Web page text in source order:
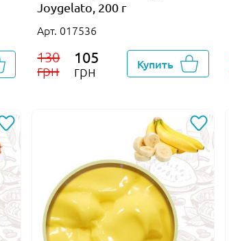
Joygelato, 200 г
Арт. 017536
130
грн
105
грн Купить